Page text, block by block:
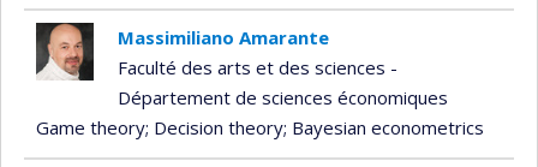
Massimiliano Amarante
Faculté des arts et des sciences -
Département de sciences économiques
Game theory; Decision theory; Bayesian econometrics